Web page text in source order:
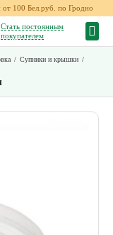
100 Бел.руб. по Гродно
Стать постоянным
покупателем
/ Супники и крышки /